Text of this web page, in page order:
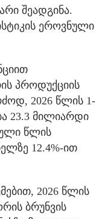
შეადგინა.
ეროვნული
პროდუქციის
2026 წლის 1-
23.3 მილიარდი
წლის
12.4%-ით
2026 წლის
ბრუნვის